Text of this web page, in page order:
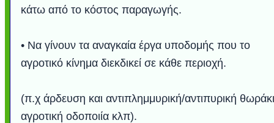
κάτω από το κόστος παραγωγής.
• Να γίνουν τα αναγκαία έργα υποδομής που το
αγροτικό κίνημα διεκδικεί σε κάθε περιοχή.
(π.χ άρδευση και αντιπλημμυρική/αντιπυρική
αγροτική οδοποιία κλπ).